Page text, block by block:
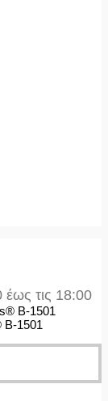
τις 18:00
Β-1501